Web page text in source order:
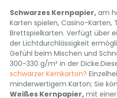
Schwarzes Kernpapier, am
Karten spielen, Casino-Karten,
Brettspielkarten. Verfügt über
der Lichtdurchlässigkeit
Gefühl beim Mischen und
300-330 g/m² in der
schwarzer Kernkarton?
minderwertigem Karton; Sie
Weißes Kernpapier, mit